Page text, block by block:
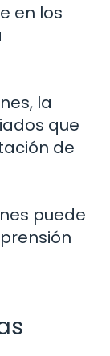
en los
la
que
de
puede